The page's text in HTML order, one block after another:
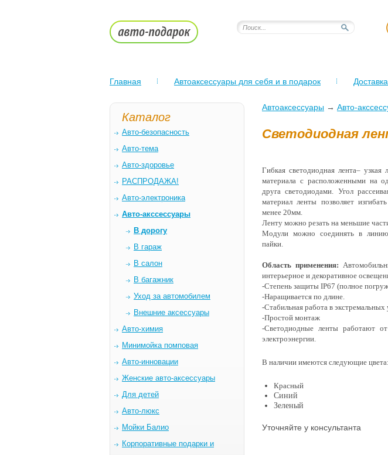
Главная Автоаксессуары для себя и в подарок
Каталог
Авто-безопасность
Авто-тема
Авто-здоровье
РАСПРОДАЖА!
Авто-электроника
Авто-акссессуары
В дорогу
В гараж
В салон
В багажник
Уход за автомобилем
Внешние аксессуары
Авто-химия
Минимойка помповая
Авто-инновации
Женские авто-аксессуары
Для детей
Авто-люкс
Мойки Балио
Корпоративные подарки и
Автоаксессуары → Авто-
Светодиодная
Гибкая светодиодная лента– узкая
материала с расположенными на
друга светодиодами. Угол
материал ленты позволяет
менее 20мм.
Ленту можно резать на меньшие
Модули можно соединять в
пайки.
Область применения:
интерьерное и декоративное
-Степень защиты IP67 (полное
-Наращивается по длине.
-Стабильная работа в экстремальных
-Простой монтаж
-Светодиодные ленты работают
электроэнергии.
В наличии имеются следующие цвета:
Красный
Синий
Зеленый
Уточняйте у консультанта